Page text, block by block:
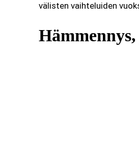
välisten vaihteluiden